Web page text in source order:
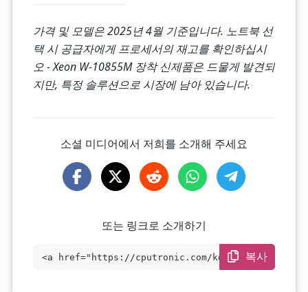
가격 및 모델은 2025년 4월 기준입니다. 노트북 선
택 시 공급자에게 프로세서의 재고를 확인하십시
오 - Xeon W-10855M 장착 신제품은 드물게 발견되
지만, 특정 솔루션으로 시장에 남아 있습니다.
소셜 미디어에서 저희를 소개해 주세요
또는 링크로 소개하기
<a href="https://cputronic.com/ko/cpu/in
복사